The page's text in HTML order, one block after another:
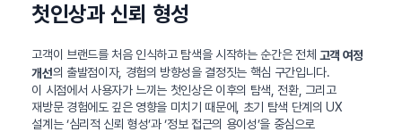
첫인상과 신뢰 형성
고객이 브랜드를 처음 인식하고 탐색을 시작하는 순간은 전체 고객 여정
개선의 출발점이자, 경험의 방향성을 결정짓는 핵심 구간입니다.
이 시점에서 사용자가 느끼는 첫인상은 이후의 탐색, 전환, 그리고
재방문 경험에도 깊은 영향을 미치기 때문에, 초기 탐색 단계의 UX
설계는 ‘심리적 신뢰 형성’과 ‘정보 접근의 용이성’을 중심으로